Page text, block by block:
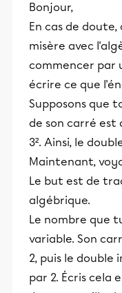
Bonjour,
En cas de
misère avec
commencer par
écrire ce que
Supposons que
de son carré est
3². Ainsi, le
Maintenant,
Le but est de
algébrique.
Le nombre que
variable. Son
2, puis le
par 2. Écris cela